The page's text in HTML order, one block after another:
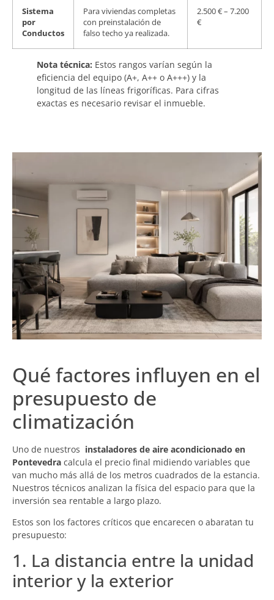
Sistema
por
Conductos
Para viviendas completas
con preinstalación de
falso techo ya realizada.
2.500 € – 7.200
€
Nota técnica: Estos rangos varían según la
eficiencia del equipo (A+, A++ o A+++) y la
longitud de las líneas frigoríficas. Para cifras
exactas es necesario revisar el inmueble.
Qué factores influyen en el
presupuesto de
climatización
Uno de nuestros instaladores de aire acondicionado en
Pontevedra calcula el precio final midiendo variables que
van mucho más allá de los metros cuadrados de la estancia.
Nuestros técnicos analizan la física del espacio para que la
inversión sea rentable a largo plazo.
Estos son los factores críticos que encarecen o abaratan tu
presupuesto:
1. La distancia entre la unidad
interior y la exterior